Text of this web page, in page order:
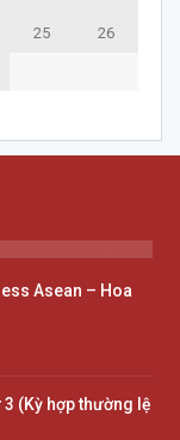
25 26
Asean – Hoa
3 (Kỳ hợp thường lệ